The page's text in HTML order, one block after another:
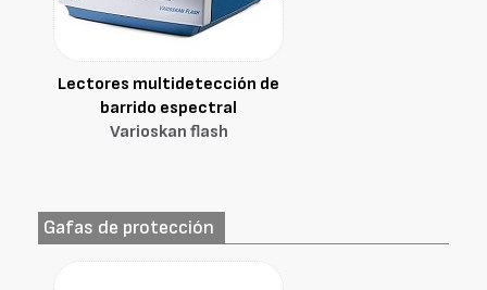
Lectores multidetección de
barrido espectral
Varioskan flash
Gafas de protección